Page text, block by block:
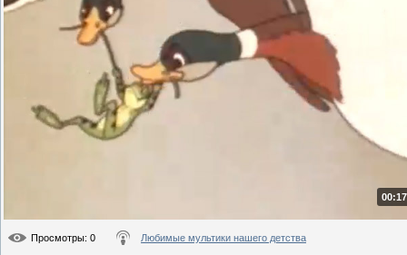
Просмотры: 0 Любимые мультики нашего детства